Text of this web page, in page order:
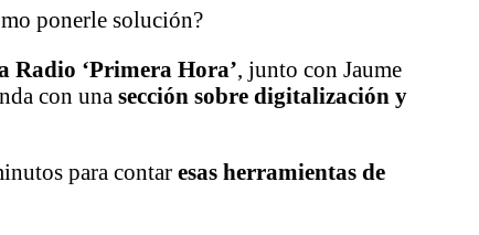
ponerle solución?
Radio ‘Primera Hora’, junto con Jaume
con una sección sobre digitalización y
para contar esas herramientas de